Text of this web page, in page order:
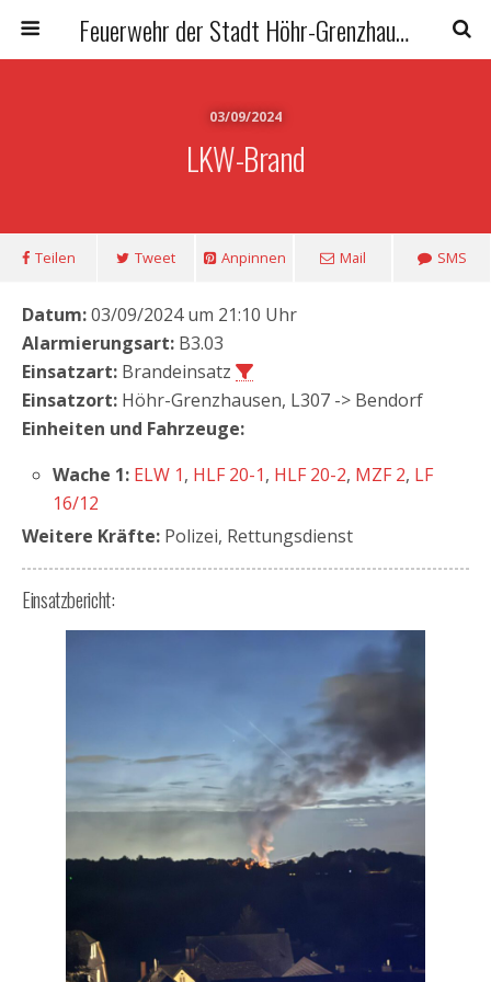
Feuerwehr der Stadt Höhr-Grenzhausen
03/09/2024
LKW-Brand
Teilen Tweet Anpinnen Mail SMS
Datum:03/09/2024 um 21:10 Uhr
Alarmierungsart: B3.03
Einsatzart: Brandeinsatz
Einsatzort: Höhr-Grenzhausen, L307 -> Bendorf
Einheiten und Fahrzeuge:
Wache 1: ELW 1, HLF 20-1, HLF 20-2, MZF 2, LF
16/12
Weitere Kräfte: Polizei, Rettungsdienst
Einsatzbericht: